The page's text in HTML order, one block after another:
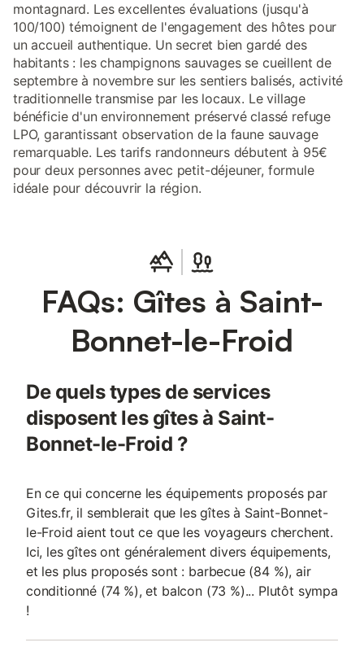
montagnard. Les excellentes évaluations (jusqu'à
100/100) témoignent de l'engagement des hôtes pour
un accueil authentique. Un secret bien gardé des
habitants : les champignons sauvages se cueillent de
septembre à novembre sur les sentiers balisés, activité
traditionnelle transmise par les locaux. Le village
bénéficie d'un environnement préservé classé refuge
LPO, garantissant observation de la faune sauvage
remarquable. Les tarifs randonneurs débutent à 95€
pour deux personnes avec petit-déjeuner, formule
idéale pour découvrir la région.
FAQs: Gîtes à Saint-
Bonnet-le-Froid
De quels types de services
disposent les gîtes à Saint-
Bonnet-le-Froid ?
En ce qui concerne les équipements proposés par
Gites.fr, il semblerait que les gîtes à Saint-Bonnet-
le-Froid aient tout ce que les voyageurs cherchent.
Ici, les gîtes ont généralement divers équipements,
et les plus proposés sont : barbecue (84 %), air
conditionné (74 %), et balcon (73 %)... Plutôt sympa
!